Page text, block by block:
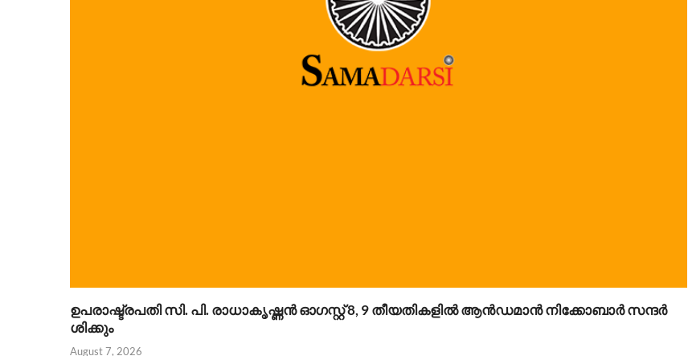
ഉപരാഷ്ട്രപതി സി. പി. രാധാകൃഷ്ണൻ ഓഗസ്റ്റ് 8, 9 തീയതികളിൽ ആൻഡമാൻ നിക്കോബാർ സന്ദർ
ശിക്കും
August 7, 2026